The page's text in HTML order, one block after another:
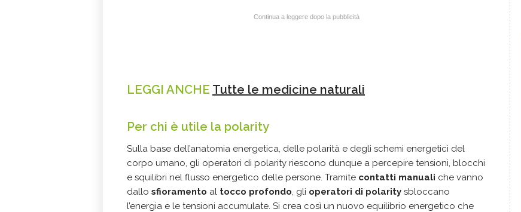
Continua a leggere dopo la pubblicità
LEGGI ANCHE Tutte le medicine naturali
Per chi è utile la polarity
Sulla base dell’anatomia energetica, delle polarità e degli schemi energetici del
corpo umano, gli operatori di polarity riescono dunque a percepire tensioni, blocchi
e squilibri nel flusso energetico delle persone. Tramite contatti manuali che vanno
dallo sfioramento al tocco profondo, gli operatori di polarity sbloccano
l’energia e le tensioni accumulate. Si crea così un nuovo equilibrio energetico che